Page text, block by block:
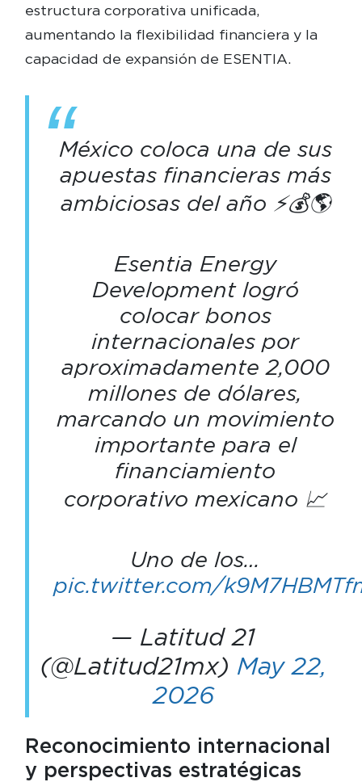
estructura corporativa unificada,
aumentando la flexibilidad financiera y la
capacidad de expansión de ESENTIA.
México coloca una de sus
apuestas financieras más
ambiciosas del año ⚡💰🌎
Esentia Energy
Development logró
colocar bonos
internacionales por
aproximadamente 2,000
millones de dólares,
marcando un movimiento
importante para el
financiamiento
corporativo mexicano 📈
Uno de los…
pic.twitter.com/
— Latitud 21
(@Latitud21mx) May 22,
2026
Reconocimiento internacional
y perspectivas estratégicas